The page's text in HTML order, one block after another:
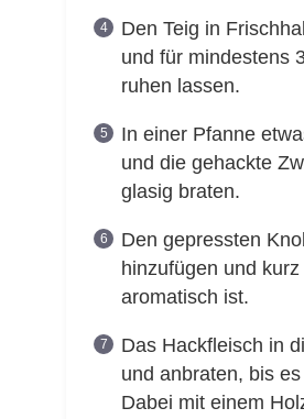
Den Teig in
und für mindestens
ruhen lassen.
In einer Pfanne
und die gehackte
glasig braten.
Den gepressten
hinzufügen und
aromatisch ist.
Das Hackfleisch in
und anbraten, bis
Dabei mit einem